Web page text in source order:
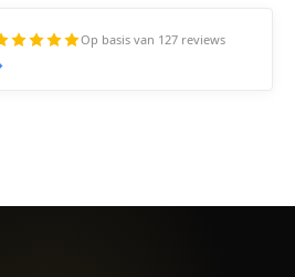
Op basis van 127 reviews